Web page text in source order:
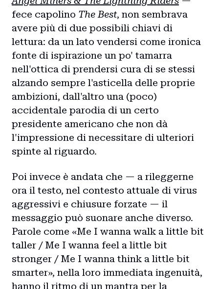
Home
Intro
fece capolino The Best, non sembrava
avere più di due possibili chiavi di
lettura: da un lato vendersi come ironica
fonte di ispirazione un po' tamarra
nell'ottica di prendersi cura di se stessi
alzando sempre l'asticella delle proprie
ambizioni, dall'altro una (poco)
accidentale parodia di un certo
presidente americano che non dà
l'impressione di necessitare di ulteriori
spinte al riguardo.
Poi invece è andata che — a rileggerne
ora il testo, nel contesto attuale di virus
aggressivi e chiusure forzate — il
messaggio può suonare anche diverso.
Parole come «Me I wanna walk a little bit
taller / Me I wanna feel a little bit
stronger / Me I wanna think a little bit
smarter», nella loro immediata ingenuità,
hanno il ritmo di un mantra per la